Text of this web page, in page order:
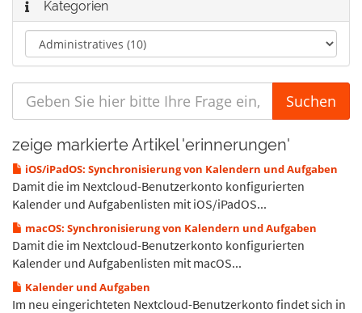
Kategorien
zeige markierte Artikel 'erinnerungen'
iOS/iPadOS: Synchronisierung von Kalendern und Aufgaben
Damit die im Nextcloud-Benutzerkonto konfigurierten
Kalender und Aufgabenlisten mit iOS/iPadOS...
macOS: Synchronisierung von Kalendern und Aufgaben
Damit die im Nextcloud-Benutzerkonto konfigurierten
Kalender und Aufgabenlisten mit macOS...
Kalender und Aufgaben
Im neu eingerichteten Nextcloud-Benutzerkonto findet sich in